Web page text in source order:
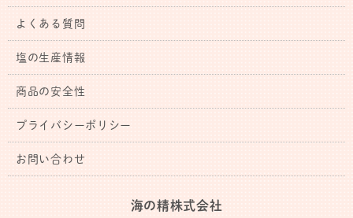
よくある質問
塩の生産情報
商品の安全性
プライバシーポリシー
お問い合わせ
海の精株式会社